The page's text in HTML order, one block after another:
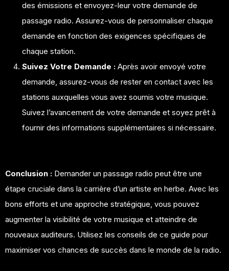
des émissions et envoyez-leur votre demande de
passage radio. Assurez-vous de personnaliser chaque
demande en fonction des exigences spécifiques de
chaque station.
Suivez Votre Demande : Après avoir envoyé votre
demande, assurez-vous de rester en contact avec les
stations auxquelles vous avez soumis votre musique.
Suivez l’avancement de votre demande et soyez prêt à
fournir des informations supplémentaires si nécessaire.
Conclusion : Demander un passage radio peut être une
étape cruciale dans la carrière d’un artiste en herbe. Avec les
bons efforts et une approche stratégique, vous pouvez
augmenter la visibilité de votre musique et atteindre de
nouveaux auditeurs. Utilisez les conseils de ce guide pour
maximiser vos chances de succès dans le monde de la radio.